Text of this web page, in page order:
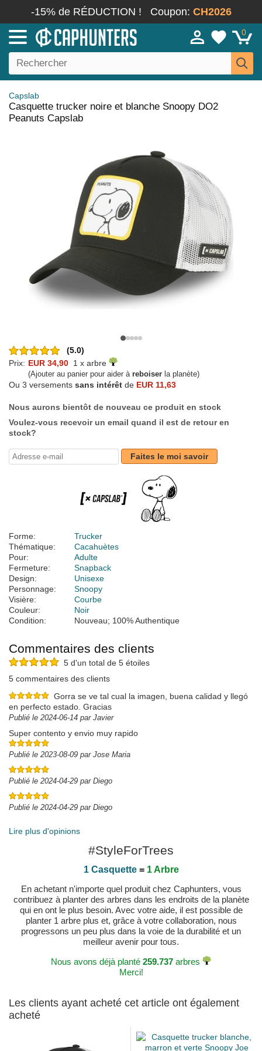
-15% de RÉDUCTION ! Coupon: CH2026
0
Capslab
Casquette trucker noire et blanche Snoopy DO2
Peanuts Capslab
(5.0)
Prix: EUR 34,90 1 x arbre
(Ajouter au panier pour aider à reboiser la planète)
Ou 3 versements sans intérêt de EUR 11,63
Nous aurons bientôt de nouveau ce produit en stock
Voulez-vous recevoir un email quand il est de retour en
stock?
Faites le moi savoir
Forme:
Trucker
Thématique:
Cacahuètes
Pour:
Adulte
Fermeture:
Snapback
Design:
Unisexe
Personnage:
Snoopy
Visière:
Courbe
Couleur:
Noir
Condition:
Nouveau; 100% Authentique
Commentaires des clients
5 d'un total de 5 étoiles
5 commentaires des clients
Gorra se ve tal cual la imagen, buena calidad y llegó
en perfecto estado. Gracias
Publié le 2024-06-14 par Javier
Super contento y envio muy rapido
Publié le 2023-08-09 par Jose Maria
Publié le 2024-04-29 par Diego
Publié le 2024-04-29 par Diego
Lire plus d'opinions
#StyleForTrees
1 Casquette= 1 Arbre
En achetant n'importe quel produit chez Caphunters, vous
contribuez à planter des arbres dans les endroits de la planète
qui en ont le plus besoin. Avec votre aide, il est possible de
planter 1 arbre plus et, grâce à votre collaboration, nous
progressons un peu plus dans la voie de la durabilité et un
meilleur avenir pour tous.
Nous avons déjà planté 259.737 arbres
Merci!
Les clients ayant acheté cet article ont également
acheté